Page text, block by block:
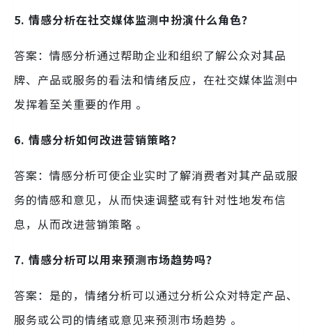
5. 情感分析在社交媒体监测中扮演什么角色？
答案：情感分析通过帮助企业和组织了解公众对其品
牌、产品或服务的看法和情绪反应，在社交媒体监测中
发挥着至关重要的作用 。
6. 情感分析如何改进营销策略？
答案：情感分析可使企业实时了解消费者对其产品或服
务的情感和意见，从而快速调整或有针对性地发布信
息，从而改进营销策略 。
7. 情感分析可以用来预测市场趋势吗？
答案：是的，情绪分析可以通过分析公众对特定产品、
服务或公司的情绪或意见来预测市场趋势 。